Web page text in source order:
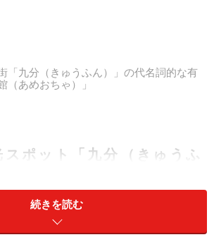
「九分（きゅうふん）」の代名詞的な有
（あめおちゃ）」
スポット「九分（きゅうふ
道は歩いているだけでも楽しい
続きを読む